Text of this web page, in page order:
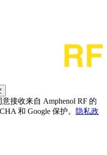
接收来自 Amphenol RF 的
和 Google 保护。
隐私政